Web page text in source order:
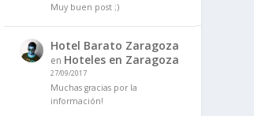
Muy buen post ;)
Hotel Barato Zaragoza
en Hoteles en Zaragoza
27/09/2017
Muchas gracias por la
información!